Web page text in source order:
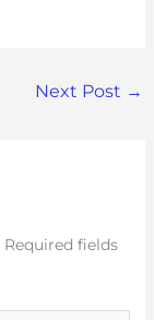
Next Post →
Required fields